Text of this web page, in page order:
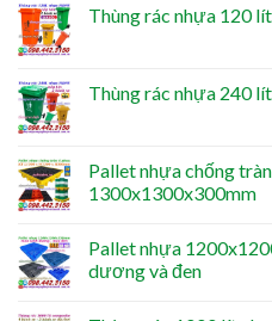
Thùng rác nhựa 120
Thùng rác nhựa 240
Pallet nhựa chống
1300x1300x300mm
Pallet nhựa
dương và đen